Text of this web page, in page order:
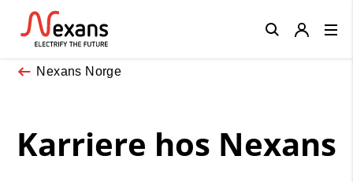
Nexans Norge
Karriere hos Nexans
Close